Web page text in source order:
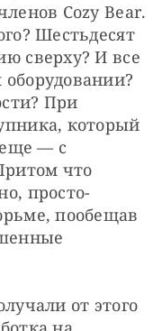
Cozy Bear.
Шестьдесят
сверху? И все
При
который
еще — с
что
просто-
пообещав
от этого